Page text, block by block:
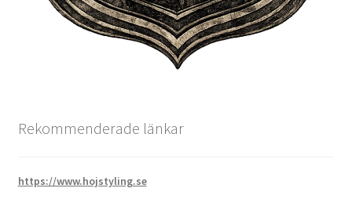
Rekommenderade länkar
https://www.hojstyling.se